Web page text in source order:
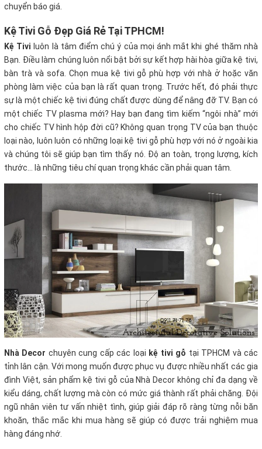
chuyển báo giá.
Kệ Tivi Gỗ Đẹp Giá Rẻ Tại TPHCM!
Kệ Tivi luôn là tâm điểm chú ý của mọi ánh mắt khi ghé thăm nhà
Bạn. Điều làm chúng luôn nổi bật bởi sự kết hợp hài hòa giữa kệ tivi,
bàn trà và sofa. Chọn mua kệ tivi gỗ phù hợp với nhà ở hoặc văn
phòng làm việc của bạn là rất quan trọng. Trước hết, đó phải thực
sự là một chiếc kệ tivi đúng chất được dùng để nâng đỡ TV. Bạn có
một chiếc TV plasma mới? Hay bạn đang tìm kiếm “ngôi nhà” mới
cho chiếc TV hình hộp đời cũ? Không quan trọng TV của bạn thuộc
loại nào, luôn luôn có những loại kệ tivi gỗ phù hợp với nó ở ngoài kia
và chúng tôi sẽ giúp bạn tìm thấy nó. Độ an toàn, trọng lượng, kích
thước… là những tiêu chí quan trọng khác cần phải quan tâm.
Nhà Decor chuyên cung cấp các loại kệ tivi gỗ tại TPHCM và các
tỉnh lân cận. Với mong muốn được phục vụ được nhiều nhất các gia
đình Việt, sản phẩm kệ tivi gỗ của Nhà Decor không chỉ đa dạng về
kiểu dáng, chất lượng mà còn có mức giá thành rất phải chăng. Đội
ngũ nhân viên tư vấn nhiệt tình, giúp giải đáp rõ ràng từng nỗi băn
khoăn, thắc mắc khi mua hàng sẽ giúp có được trải nghiệm mua
hàng đáng nhớ.